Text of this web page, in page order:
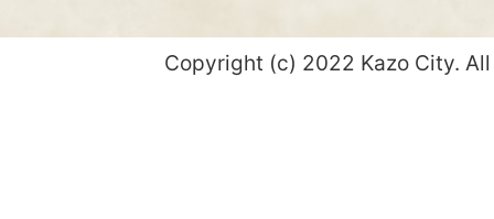
Copyright (c) 2022 Kazo City.